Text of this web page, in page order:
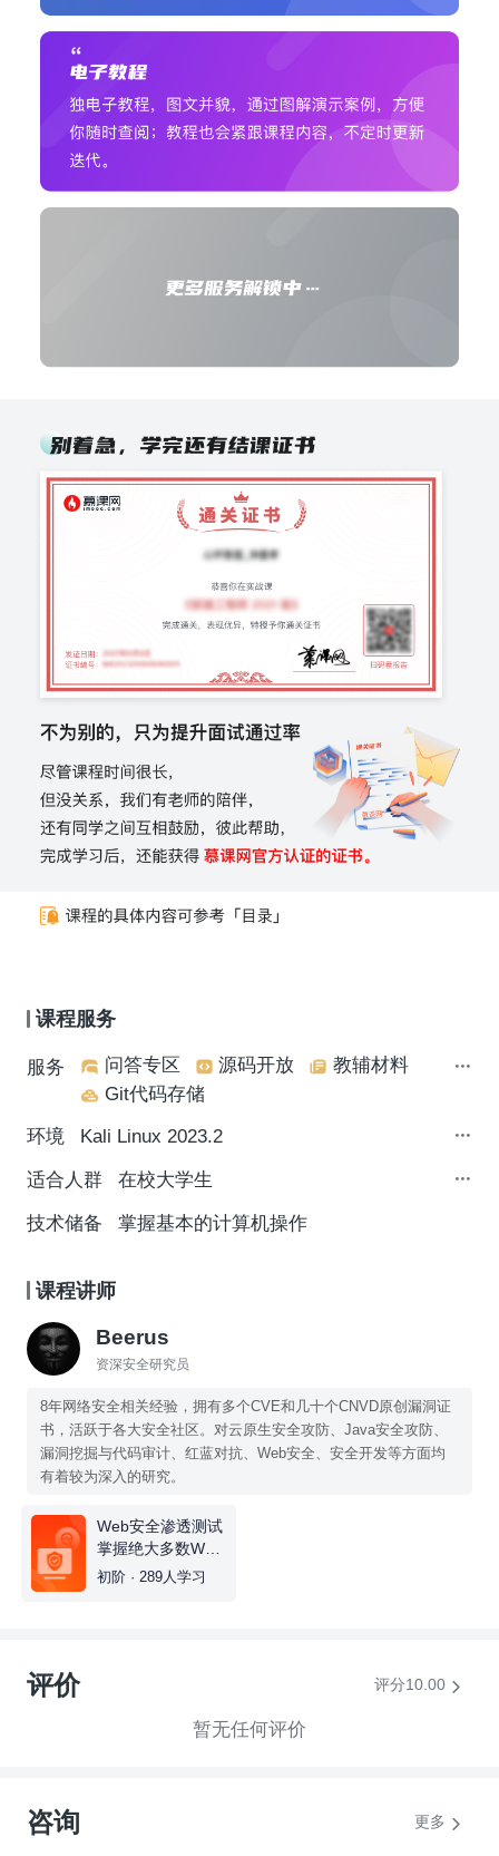
课程服务
服务 问答专区 源码开放
教辅材料
Git代码存储
环境
Kali Linux 2023.2
适合人群 在校大学生
技术储备 掌握基本的计算机操作
课程讲师
Beerus
资深安全研究员
8年网络安全相关经验，拥有多个CVE和几十个CNVD原创漏洞证
书，活跃于各大安全社区。对云原生安全攻防、Java安全攻防、
漏洞挖掘与代码审计、红蓝对抗、Web安全、安全开发等方面均
有着较为深入的研究。
Web安全渗透测试
掌握绝大多数Web
漏洞原理及攻防手
初阶 · 289人学习
评价 评分10.00
暂无任何评价
咨询 更多